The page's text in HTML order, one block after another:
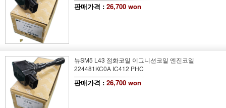
판매가격 : 26,700 won
뉴SM5 L43 점화코일 이그니션코일 엔진코일
224481KC0A IC412 PHC
판매가격 : 26,700 won